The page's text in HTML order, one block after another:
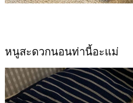
หนูสะดวกนอนท่านี้อะแม่